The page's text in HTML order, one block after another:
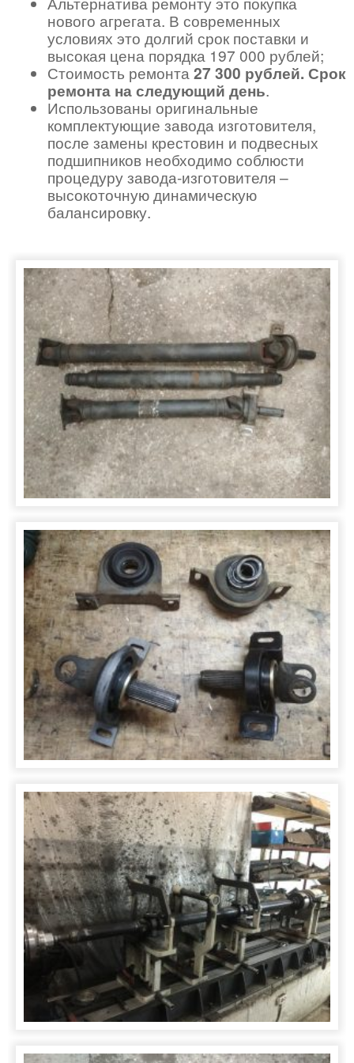
нового агрегата. В современных
условиях это долгий срок поставки и
высокая цена порядка 197 000 рублей;
Стоимость ремонта 27 300 рублей. Срок
ремонта на следующий день.
Использованы оригинальные
комплектующие завода изготовителя,
после замены крестовин и подвесных
подшипников необходимо соблюсти
процедуру завода-изготовителя –
высокоточную динамическую
балансировку.